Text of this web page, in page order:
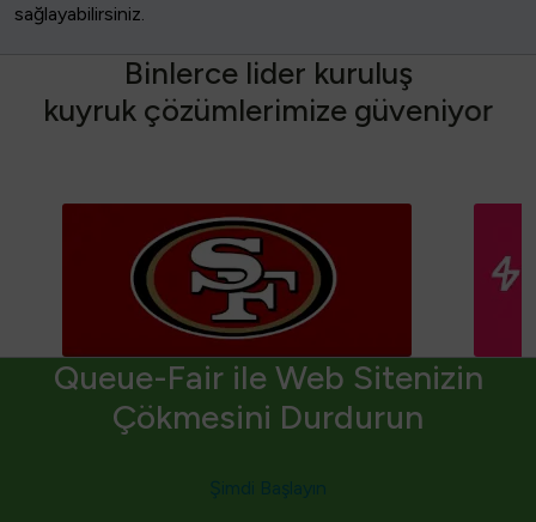
sağlayabilirsiniz.
Binlerce lider kuruluş
kuyruk çözümlerimize güveniyor
Queue-Fair ile Web Sitenizin
Çökmesini Durdurun